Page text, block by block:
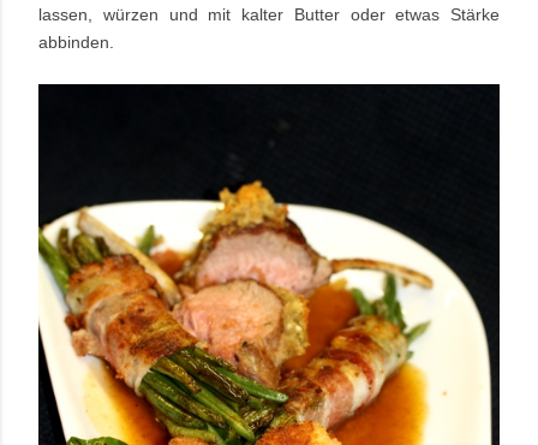
lassen, würzen und mit kalter Butter oder etwas Stärke
abbinden.